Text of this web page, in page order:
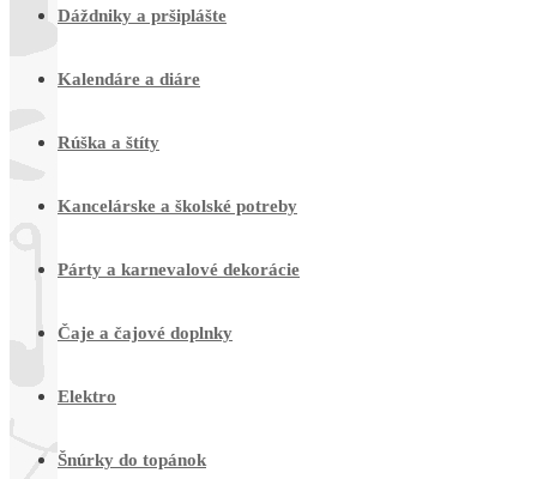
Dáždniky a pršiplášte
Kalendáre a diáre
Rúška a štíty
Kancelárske a školské potreby
Párty a karnevalové dekorácie
Čaje a čajové doplnky
Elektro
Šnúrky do topánok